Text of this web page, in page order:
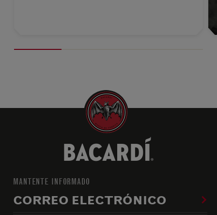
MANTENTE INFORMADO
CORREO ELECTRÓNICO